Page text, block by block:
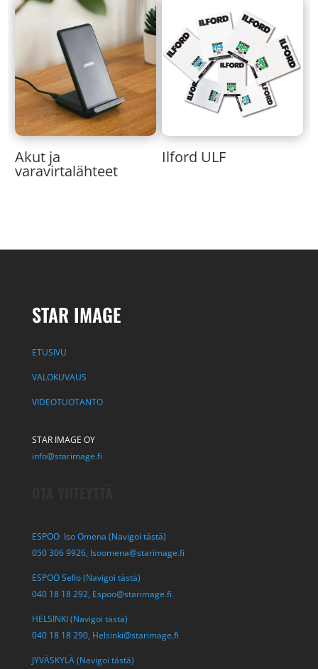
Akut ja
varavirtalähteet
Ilford ULF
STAR IMAGE
ETUSIVU
VALOKUVAUS
VIDEOTUOTANTO
STAR IMAGE OY
info@starimage.fi
ESPOO Iso Omena (Navigoi tästä)
050 306 9926, Isoomena@starimage.fi
ESPOO Sello (Navigoi tästä)
040 18 18 292, Espoo@starimage.fi
HELSINKI (Navigoi tästä)
040 18 18 290, Helsinki@starimage.fi
JYVÄSKYLÄ (Navigoi tästä)